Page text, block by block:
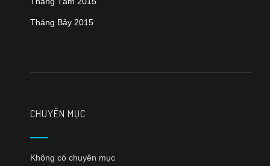
Tháng Bảy 2015
CHUYÊN MỤC
Không có chuyên mục